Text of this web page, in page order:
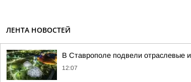
ЛЕНТА НОВОСТЕЙ
В Ставрополе подвели отраслевые
12:07